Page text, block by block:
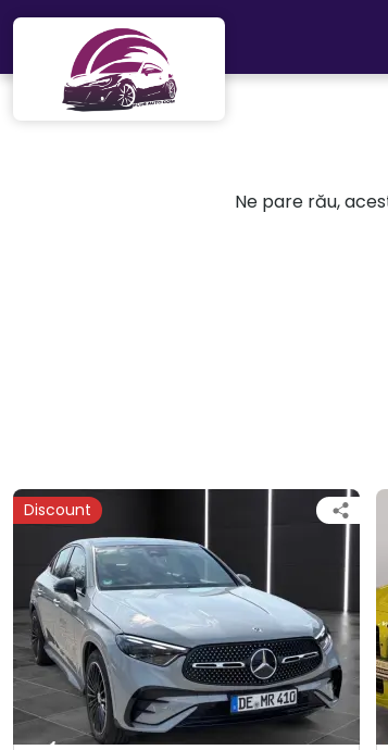
Mergi direct la conținutul principal
Ne pare rău,
Discount